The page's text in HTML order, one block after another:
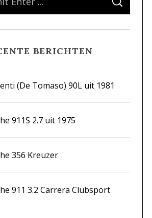
S
A
C
BERICHTEN
(De Tomaso) 90L uit 1981
911S 2.7 uit 1975
356 Kreuzer
911 3.2 Carrera Clubsport